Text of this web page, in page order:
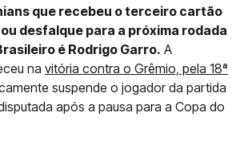
que recebeu o terceiro cartão
desfalque para a próxima rodada
é Rodrigo Garro. A
na vitória contra o Grêmio, pela 18ª
suspende o jogador da partida
após a pausa para a Copa do